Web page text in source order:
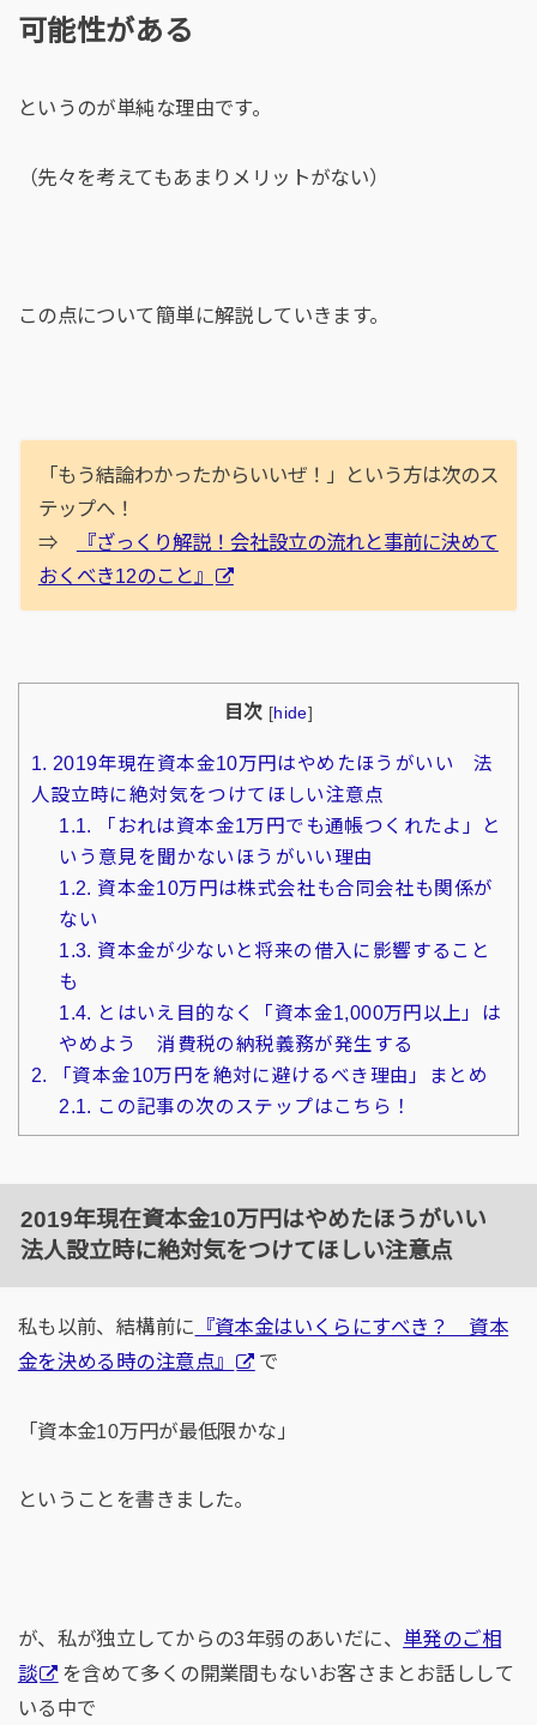
可能性がある
というのが単純な理由です。
（先々を考えてもあまりメリットがない）
この点について簡単に解説していきます。
「もう結論わかったからいいぜ！」という方は次のス
テップへ！
⇒
『ざっくり解説！会社設立の流れと事前に決めて
おくべき12のこと』
目次 [hide]
1. 2019年現在資本金10万円はやめたほうがいい 法
人設立時に絶対気をつけてほしい注意点
1.1.
「おれは資本金1万円でも通帳つくれたよ」と
いう意見を聞かないほうがいい理由
1.2. 資本金10万円は株式会社も合同会社も関係が
ない
1.3. 資本金が少ないと将来の借入に影響すること
も
1.4. とはいえ目的なく「資本金1,000万円以上」は
やめよう 消費税の納税義務が発生する
2. 「資本金10万円を絶対に避けるべき理由」まとめ
2.1. この記事の次のステップはこちら！
2019年現在資本金10万円はやめたほうがいい
法人設立時に絶対気をつけてほしい注意点
私も以前、結構前に 『資本金はいくらにすべき？ 資本
金を決める時の注意点』
で
「資本金10万円が最低限かな」
ということを書きました。
が、私が独立してからの3年弱のあいだに、 単発のご相
談
を含めて多くの開業間もないお客さまとお話しして
いる中で